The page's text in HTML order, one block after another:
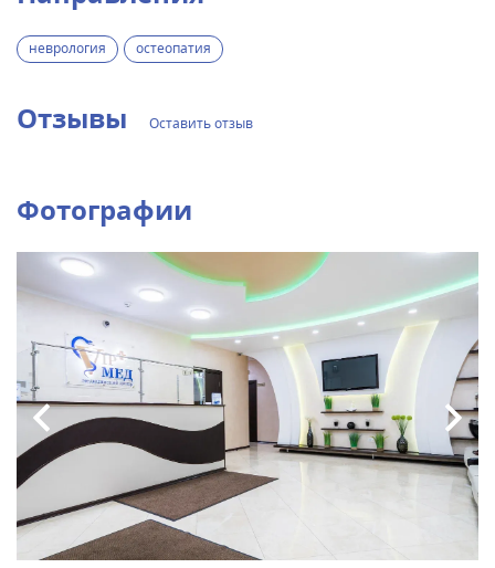
неврология остеопатия
Отзывы Оставить отзыв
Фотографии